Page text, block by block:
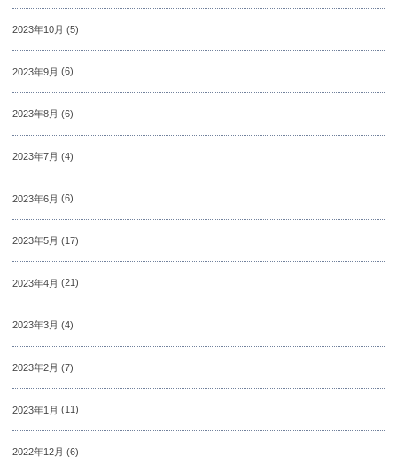
2023年10月 (5)
2023年9月 (6)
2023年8月 (6)
2023年7月 (4)
2023年6月 (6)
2023年5月 (17)
2023年4月 (21)
2023年3月 (4)
2023年2月 (7)
2023年1月 (11)
2022年12月 (6)